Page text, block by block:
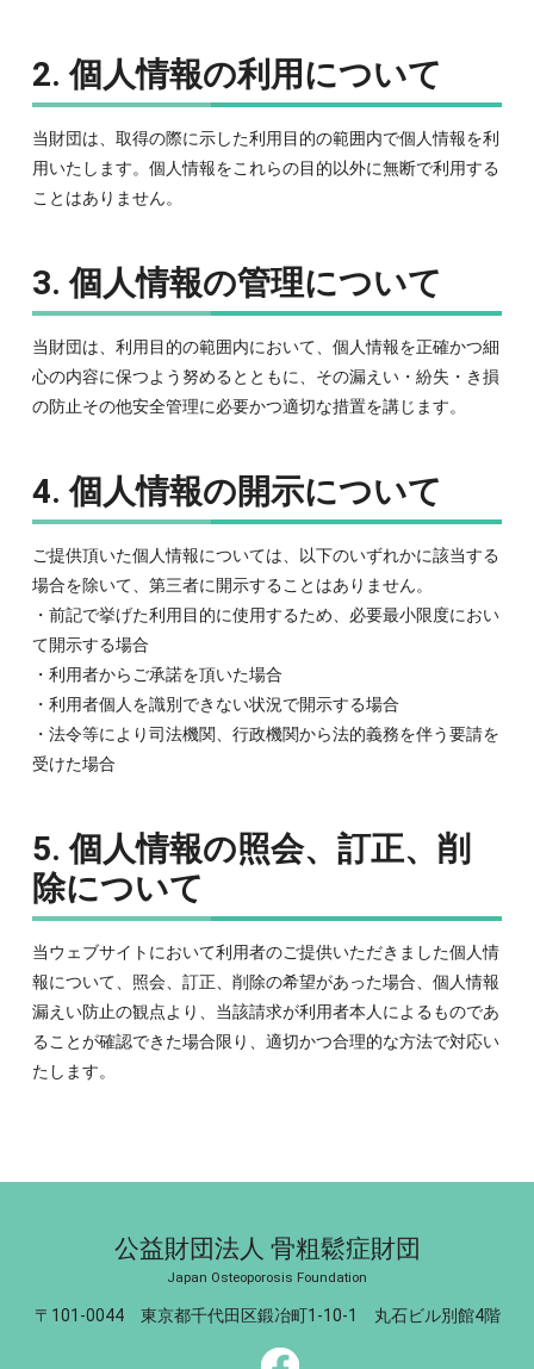
2. 個人情報の利用について
当財団は、取得の際に示した利用目的の範囲内で個人情報を利
用いたします。個人情報をこれらの目的以外に無断で利用する
ことはありません。
3. 個人情報の管理について
当財団は、利用目的の範囲内において、個人情報を正確かつ細
心の内容に保つよう努めるとともに、その漏えい・紛失・き損
の防止その他安全管理に必要かつ適切な措置を講じます。
4. 個人情報の開示について
ご提供頂いた個人情報については、以下のいずれかに該当する
場合を除いて、第三者に開示することはありません。
・前記で挙げた利用目的に使用するため、必要最小限度におい
て開示する場合
・利用者からご承諾を頂いた場合
・利用者個人を識別できない状況で開示する場合
・法令等により司法機関、行政機関から法的義務を伴う要請を
受けた場合
5. 個人情報の照会、訂正、削
除について
当ウェブサイトにおいて利用者のご提供いただきました個人情
報について、照会、訂正、削除の希望があった場合、個人情報
漏えい防止の観点より、当該請求が利用者本人によるものであ
ることが確認できた場合限り、適切かつ合理的な方法で対応い
たします。
公益財団法人 骨粗鬆症財団
Japan Osteoporosis Foundation
〒101-0044 東京都千代田区鍛冶町1-10-1 丸石ビル別館4階